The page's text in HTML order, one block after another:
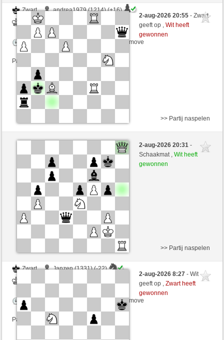
Zwart
andrea1979 (1214) (+16)
zionovi (1205) (-16)
Speelduur: 6 minutes/side + 0 seconds/move
Partij telt mee voor de ranglijst
2-aug-2026 20:55- Zwart
geeft op ,Wit heeft
gewonnen
Wit
borni3 (1217) (+16)
Speelduur: 30 minutes/side + 5 seconds/move
Partij telt mee voor de ranglijst
>> Partij naspelen
2-aug-2026 20:31-
Schaakmat ,Wit heeft
gewonnen
Zwart
Janzen (1331) (-22)
Speelduur: 6 minutes/side + 8 seconds/move
Partij telt mee voor de ranglijst
>> Partij naspelen
2-aug-2026 8:27- Wit
geeft op ,Zwart heeft
gewonnen